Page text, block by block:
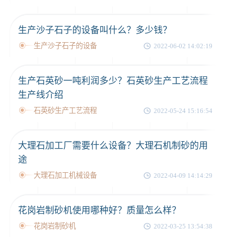
生产沙子石子的设备叫什么？多少钱？
生产沙子石子的设备 2022-06-02 14:02:19
生产石英砂一吨利润多少？石英砂生产工艺流程
生产线介绍
石英砂生产工艺流程 2022-05-24 15:16:54
大理石加工厂需要什么设备？大理石机制砂的用
途
大理石加工机械设备 2022-04-09 14:14:29
花岗岩制砂机使用哪种好？质量怎么样？
花岗岩制砂机 2022-03-25 13:54:38